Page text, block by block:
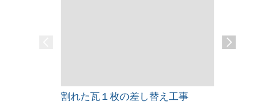
割れた瓦１枚の差し替え工事